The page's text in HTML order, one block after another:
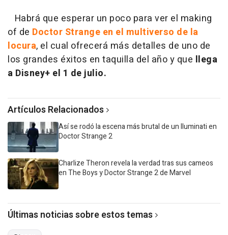
Habrá que esperar un poco para ver el making
of de Doctor Strange en el multiverso de la
locura, el cual ofrecerá más detalles de uno de
los grandes éxitos en taquilla del año y que llega
a Disney+ el 1 de julio.
Artículos Relacionados
Así se rodó la escena más brutal de un Iluminati en
Doctor Strange 2
Charlize Theron revela la verdad tras sus cameos
en The Boys y Doctor Strange 2 de Marvel
Últimas noticias sobre estos temas